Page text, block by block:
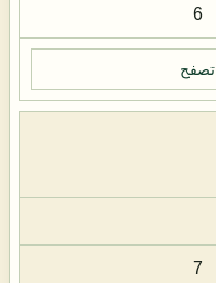
6
تصفح
7